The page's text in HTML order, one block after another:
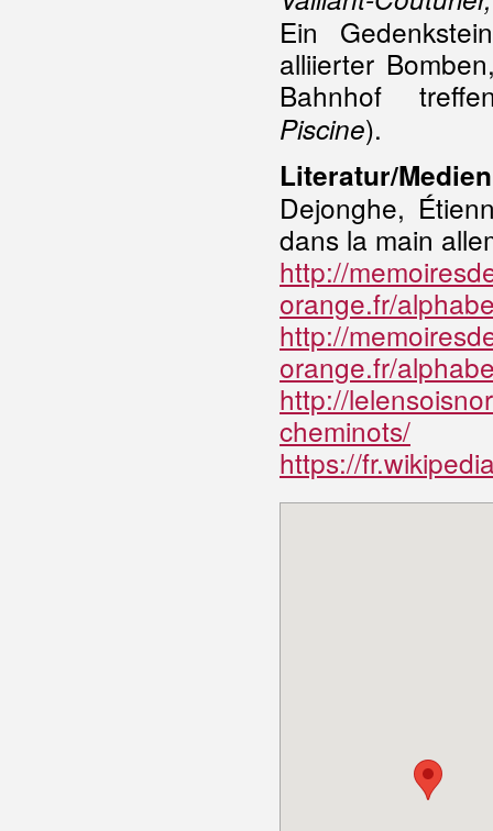
Ein
alliierter
Bahnhof
Piscine).
Literatur/Medien
Dejonghe,
dans la main
http://
orange.fr/
http://
orange.fr/
http://
cheminots/
https://